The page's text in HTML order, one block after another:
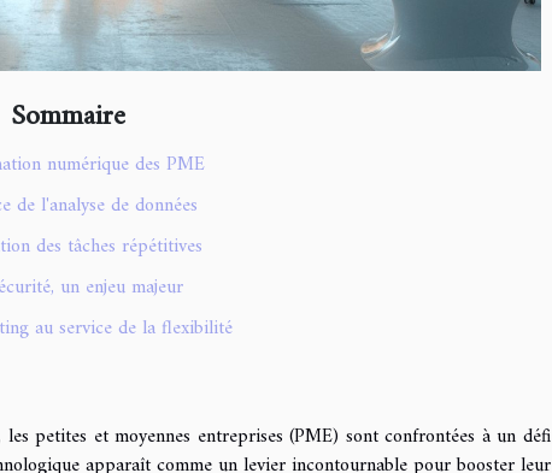
Sommaire
numérique des PME
de l'analyse de données
des tâches répétitives
un enjeu majeur
au service de la flexibilité
petites et moyennes entreprises (PME) sont confrontées à un défi
apparaît comme un levier incontournable pour booster leur